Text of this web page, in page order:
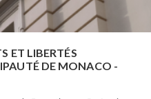
ET LIBERTÉS
DE MONACO -